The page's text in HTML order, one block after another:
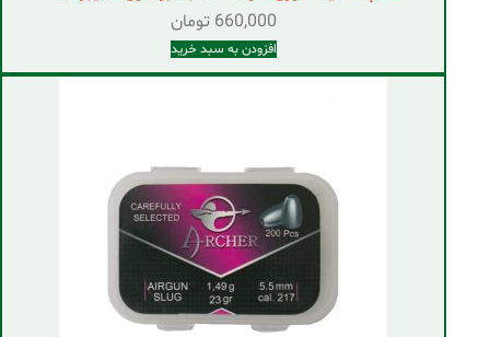
660,000 تومان
افزودن به سبد خرید